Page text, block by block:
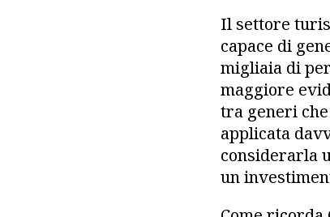
Il settore
capace di
migliaia di
maggiore
tra generi
applicata
considerarla
un